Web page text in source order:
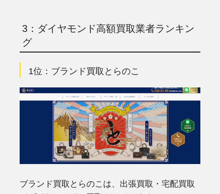
3：ダイヤモンド高額買取業者ランキン
グ
1位：ブランド買取とらのこ
ブランド買取とらのこは、出張買取・宅配買取